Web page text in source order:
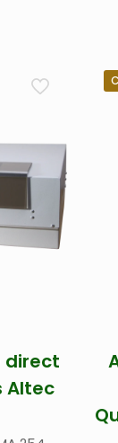
direct
Altec